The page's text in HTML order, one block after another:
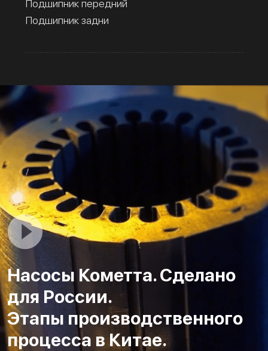
Подшипник передний
Подшипник задни
Насосы Кометта. Сделано
для России.
Этапы производственного
процесса в Китае.